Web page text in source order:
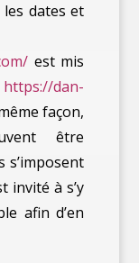
dates et
est mis
https://dan-
façon,
être
s’imposent
invité à s’y
afin d’en